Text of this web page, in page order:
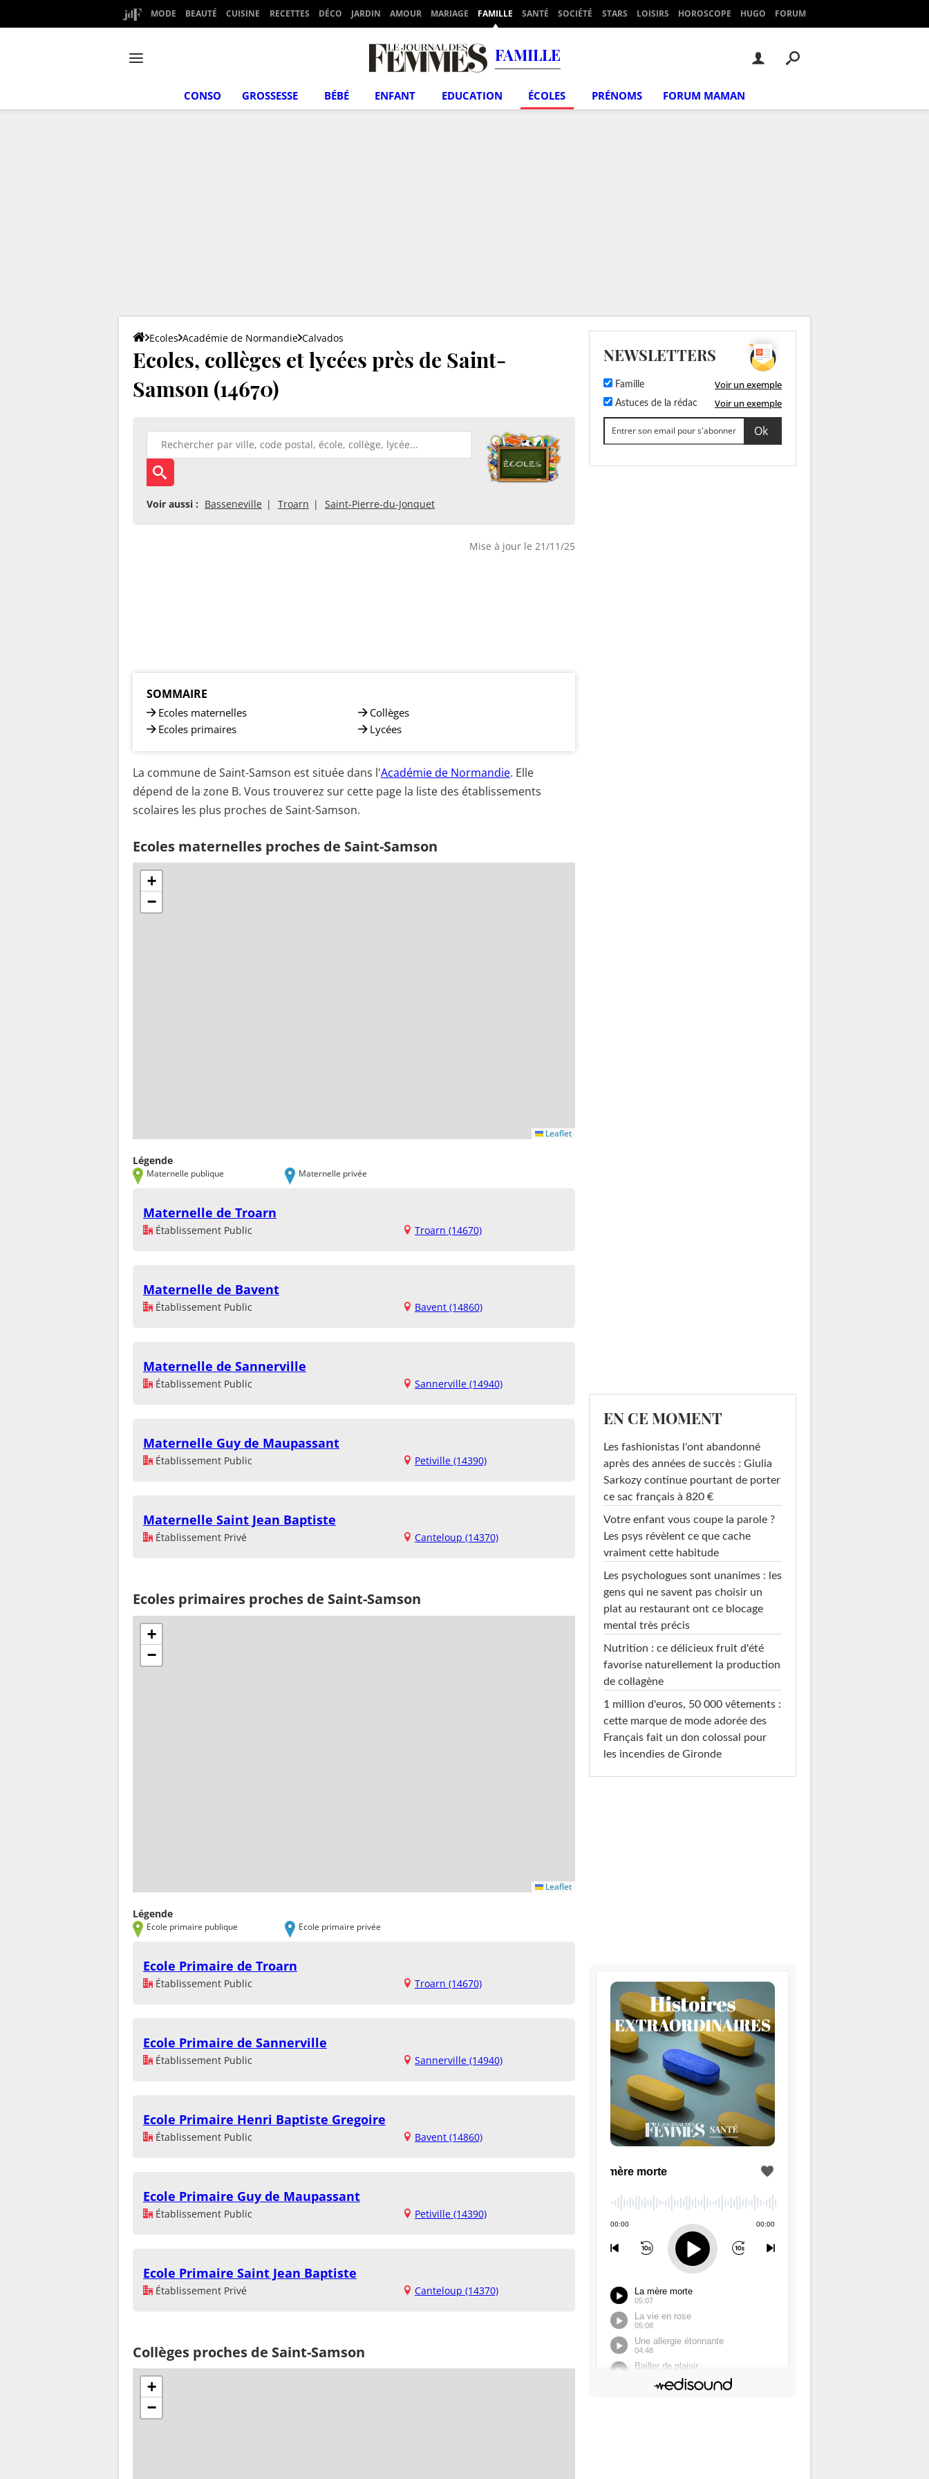
MODE BEAUTÉ CUISINE RECETTES DÉCO JARDIN AMOUR MARIAGE FAMILLE SANTÉ SOCIÉTÉ STARS LOISIRS HOROSCOPE HUGO FORUM
FAMILLE
CONSO GROSSESSE BÉBÉ ENFANT EDUCATION ÉCOLES PRÉNOMS FORUM MAMAN
Ecoles Académie de Normandie Calvados
Ecoles, collèges et lycées près de Saint-
Samson (14670)
Voir aussi : Basseneville Troarn Saint-Pierre-du-Jonquet
Mise à jour le 21/11/25
SOMMAIRE
Ecoles maternelles
Ecoles primaires
Collèges
Lycées
La commune de Saint-Samson est située dans l'Académie de Normandie. Elle
dépend de la zone B. Vous trouverez sur cette page la liste des établissements
scolaires les plus proches de Saint-Samson.
Ecoles maternelles proches de Saint-Samson
+
−
Leaflet
Légende
Maternelle publique Maternelle privée
Maternelle de Troarn
Établissement Public Troarn (14670)
Maternelle de Bavent
Établissement Public Bavent (14860)
Maternelle de Sannerville
Établissement Public Sannerville (14940)
Maternelle Guy de Maupassant
Établissement Public Petiville (14390)
Maternelle Saint Jean Baptiste
Établissement Privé Canteloup (14370)
Ecoles primaires proches de Saint-Samson
+
−
Leaflet
Légende
Ecole primaire publique Ecole primaire privée
Ecole Primaire de Troarn
Établissement Public Troarn (14670)
Ecole Primaire de Sannerville
Établissement Public Sannerville (14940)
Ecole Primaire Henri Baptiste Gregoire
Établissement Public Bavent (14860)
Ecole Primaire Guy de Maupassant
Établissement Public Petiville (14390)
Ecole Primaire Saint Jean Baptiste
Établissement Privé Canteloup (14370)
Collèges proches de Saint-Samson
+
−
NEWSLETTERS
Famille Voir un exemple
Astuces de la rédac Voir un exemple
EN CE MOMENT
Les fashionistas l'ont abandonné
après des années de succès : Giulia
Sarkozy continue pourtant de porter
ce sac français à 820 €
Votre enfant vous coupe la parole ?
Les psys révèlent ce que cache
vraiment cette habitude
Les psychologues sont unanimes : les
gens qui ne savent pas choisir un
plat au restaurant ont ce blocage
mental très précis
Nutrition : ce délicieux fruit d'été
favorise naturellement la production
de collagène
1 million d'euros, 50 000 vêtements :
cette marque de mode adorée des
Français fait un don colossal pour
les incendies de Gironde